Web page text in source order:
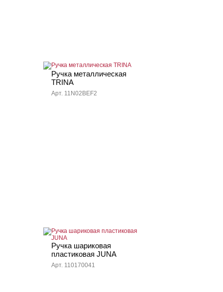
Ручка металлическая
TRINA
Арт. 11N02BEF2
Ручка шариковая
пластиковая JUNA
Арт. 110170041